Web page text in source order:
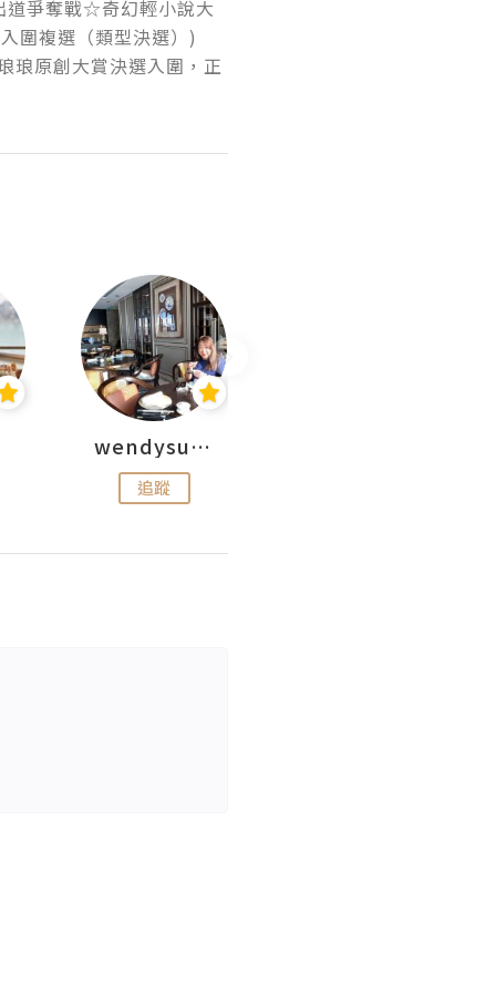
道爭奪戰☆奇幻輕小說大
圍複選（類型決選）)
琅原創大賞決選入圍，正
wendysugar享受生活gogogo
追蹤